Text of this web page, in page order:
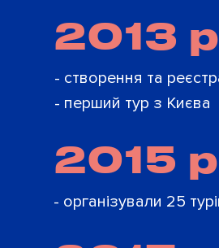
2013
- створення та
- перший тур з Києва
2015
- організували 25